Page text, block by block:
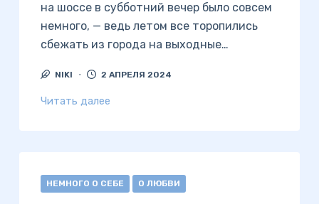
на шоссе в субботний вечер было совсем
немного, — ведь летом все торопились
сбежать из города на выходные…
NIKI 2 АПРЕЛЯ 2024
Читать далее
НЕМНОГО О СЕБЕ О ЛЮБВИ